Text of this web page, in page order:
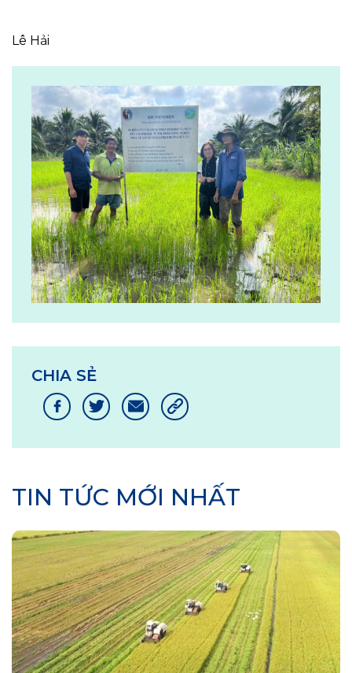
CHIA SẺ
Lê Hải
TIN TỨC MỚI NHẤT